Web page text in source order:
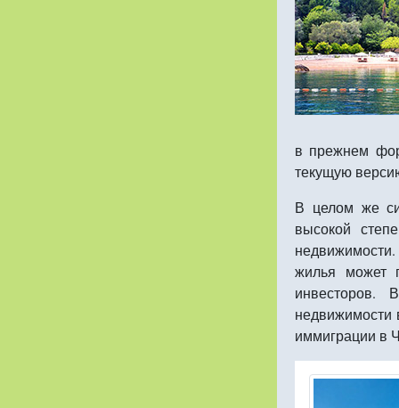
в прежнем
текущую
В целом же
высокой
жилья может
инвесторов.
недвижимости
иммиграции в